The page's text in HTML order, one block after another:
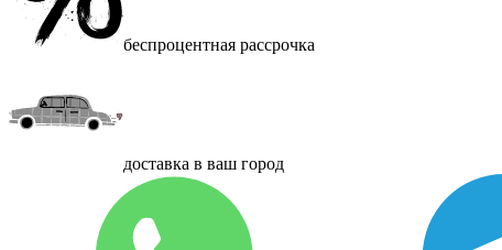
беспроцентная рассрочка
доставка в ваш город